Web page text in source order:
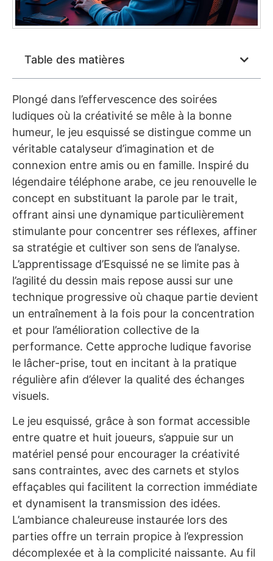
Table des matières
Plongé dans l’effervescence des soirées
ludiques où la créativité se mêle à la bonne
humeur, le jeu esquissé se distingue comme un
véritable catalyseur d’imagination et de
connexion entre amis ou en famille. Inspiré du
légendaire téléphone arabe, ce jeu renouvelle le
concept en substituant la parole par le trait,
offrant ainsi une dynamique particulièrement
stimulante pour concentrer ses réflexes, affiner
sa stratégie et cultiver son sens de l’analyse.
L’apprentissage d’Esquissé ne se limite pas à
l’agilité du dessin mais repose aussi sur une
technique progressive où chaque partie devient
un entraînement à la fois pour la concentration
et pour l’amélioration collective de la
performance. Cette approche ludique favorise
le lâcher-prise, tout en incitant à la pratique
régulière afin d’élever la qualité des échanges
visuels.
Le jeu esquissé, grâce à son format accessible
entre quatre et huit joueurs, s’appuie sur un
matériel pensé pour encourager la créativité
sans contraintes, avec des carnets et stylos
effaçables qui facilitent la correction immédiate
et dynamisent la transmission des idées.
L’ambiance chaleureuse instaurée lors des
parties offre un terrain propice à l’expression
décomplexée et à la complicité naissante. Au fil